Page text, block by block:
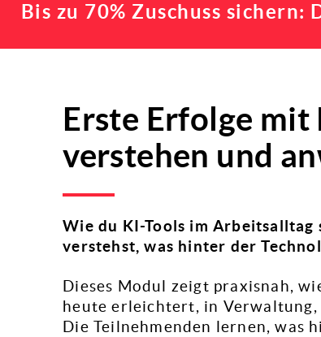
Bis zu 70% Zuschuss
Erste Erfolge mit
verstehen und
Wie du KI-Tools im
verstehst, was hinter der
Dieses Modul zeigt praxisnah,
heute erleichtert, in
Die Teilnehmenden lernen, was